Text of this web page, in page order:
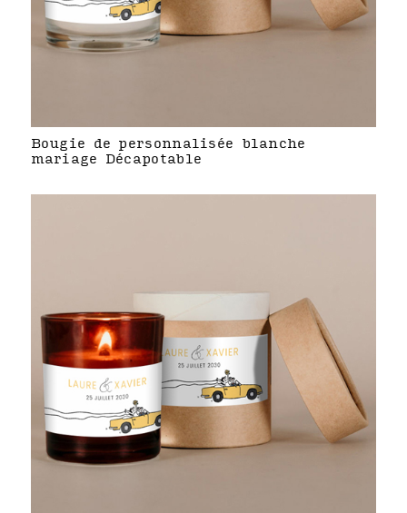
Bougie de personnalisée blanche
mariage Décapotable